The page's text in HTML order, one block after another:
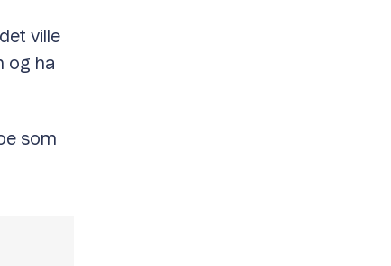
ville
og ha
som